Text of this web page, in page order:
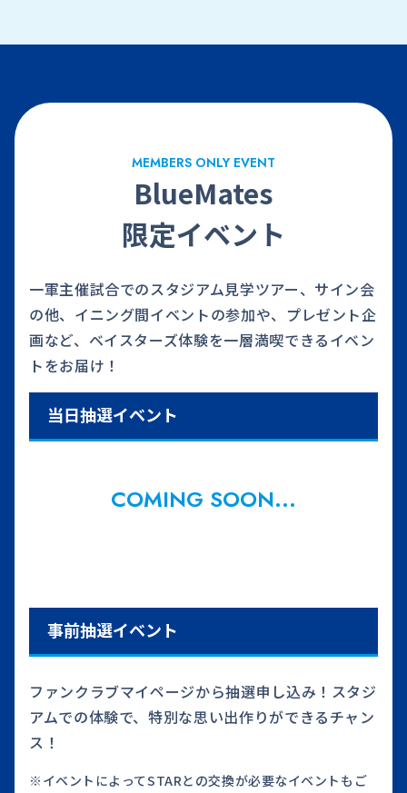
MEMBERS ONLY EVENT
BlueMates
限定イベント
一軍主催試合でのスタジアム見学ツアー、サイン会
の他、イニング間イベントの参加や、プレゼント企
画など、ベイスターズ体験を一層満喫できるイベン
トをお届け！
当日抽選イベント
COMING SOON...
事前抽選イベント
ファンクラブマイページから抽選申し込み！スタジ
アムでの体験で、特別な思い出作りができるチャン
ス！
※ イベントによってSTARとの交換が必要なイベントもご